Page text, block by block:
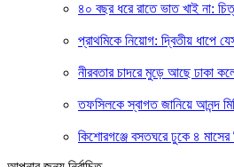
৪০ বছর ধরে রাতে ভাত খাই না:
প্রাথমিকে নিয়োগ: দ্বিতীয় ধাপে
নীরবতার চাদরে মুড়ে আছে ঢাকা
তফসিলকে স্বাগত জানিয়ে আনন্দ
কিশোরগঞ্জে বসতঘরে ঢুকে ৪